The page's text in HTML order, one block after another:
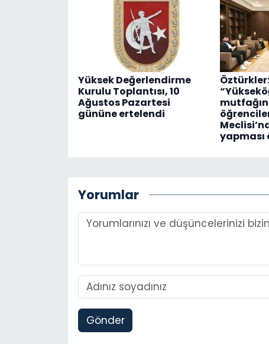
Yüksek Değerlendirme
Kurulu Toplantısı, 10
Ağustos Pazartesi
gününe ertelendi
Öztürkler:
yapması
Yorumlar
Gönder